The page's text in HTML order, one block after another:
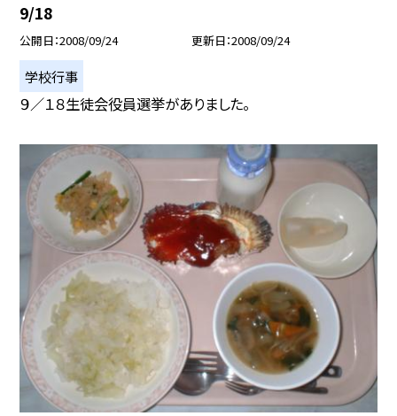
9/18
公開日 2008/09/24 更新日 2008/09/24
学校行事
９／１８生徒会役員選挙がありました。